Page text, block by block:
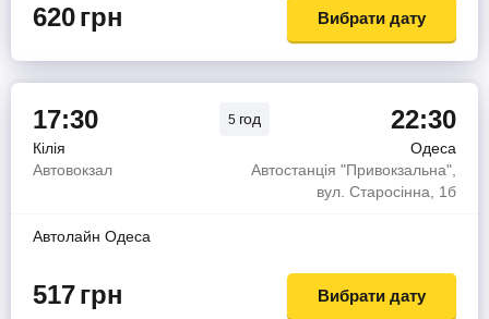
620грн Вибрати дату
17:30 5 год 22:30
Кілія
Одеса
Автовокзал
Автостанція "Привокзальна",
вул. Старосінна, 1б
Автолайн Одеса
517грн Вибрати дату